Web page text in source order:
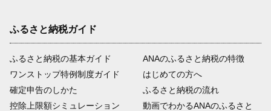
ふるさと納税ガイド
ふるさと納税の基本ガイド
ワンストップ特例制度ガイド
確定申告のしかた
控除上限額シミュレーション
ANAのふるさと納税の特徴
はじめての方へ
ふるさと納税の流れ
動画でわかるANAのふるさと